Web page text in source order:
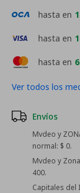
hasta en 6
hasta en
hasta en
Ver todos los
Envíos
Mvdeo y
normal: $ 0.
Mvdeo y
400.
Capitales del